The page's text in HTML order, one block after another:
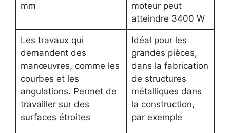
mm
moteur peut
atteindre 3400 W
Les travaux qui
demandent des
manœuvres, comme les
courbes et les
angulations. Permet de
travailler sur des
surfaces étroites
Idéal pour les
grandes pièces,
dans la fabrication
de structures
métalliques dans
la construction,
par exemple